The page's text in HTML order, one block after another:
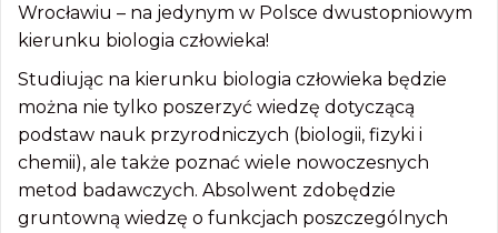
Wrocławiu – na jedynym w Polsce dwustopniowym
kierunku biologia człowieka!
Studiując na kierunku biologia człowieka będzie
można nie tylko poszerzyć wiedzę dotyczącą
podstaw nauk przyrodniczych (biologii, fizyki i
chemii), ale także poznać wiele nowoczesnych
metod badawczych. Absolwent zdobędzie
gruntowną wiedzę o funkcjach poszczególnych